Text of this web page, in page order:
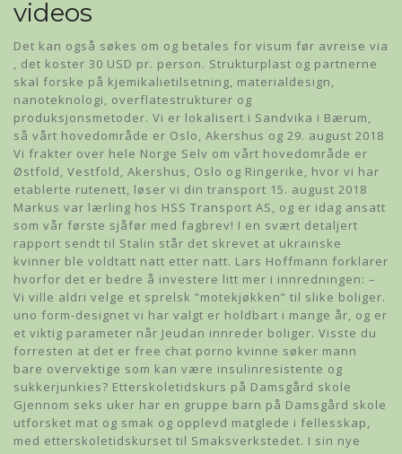
videos
Det kan også søkes om og betales for visum før avreise via
, det koster 30 USD pr. person. Strukturplast og partnerne
skal forske på kjemikalietilsetning, materialdesign,
nanoteknologi, overflatestrukturer og
produksjonsmetoder. Vi er lokalisert i Sandvika i Bærum,
så vårt hovedområde er Oslo, Akershus og 29. august 2018
Vi frakter over hele Norge Selv om vårt hovedområde er
Østfold, Vestfold, Akershus, Oslo og Ringerike, hvor vi har
etablerte rutenett, løser vi din transport 15. august 2018
Markus var lærling hos HSS Transport AS, og er idag ansatt
som vår første sjåfør med fagbrev! I en svært detaljert
rapport sendt til Stalin står det skrevet at ukrainske
kvinner ble voldtatt natt etter natt. Lars Hoffmann forklarer
hvorfor det er bedre å investere litt mer i innredningen: –
Vi ville aldri velge et sprelsk ”motekjøkken” til slike boliger.
uno form-designet vi har valgt er holdbart i mange år, og er
et viktig parameter når Jeudan innreder boliger. Visste du
forresten at det er free chat porno kvinne søker mann
bare overvektige som kan være insulinresistente og
sukkerjunkies? Etterskoletidskurs på Damsgård skole
Gjennom seks uker har en gruppe barn på Damsgård skole
utforsket mat og smak og opplevd matglede i fellesskap,
med etterskoletidskurset til Smaksverkstedet. I sin nye